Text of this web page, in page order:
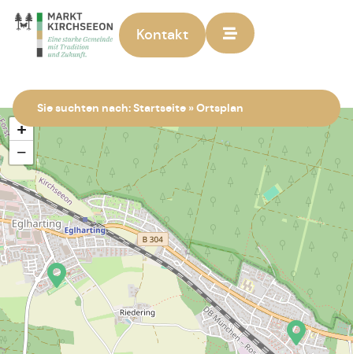
Kontakt
Sie suchten nach:Startseite »Ortsplan
+
−